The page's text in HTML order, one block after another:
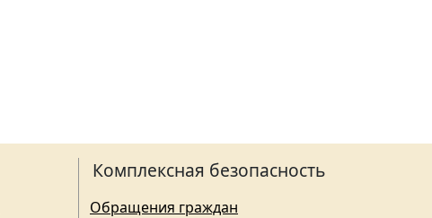
Комплексная безопасность
Обращения граждан